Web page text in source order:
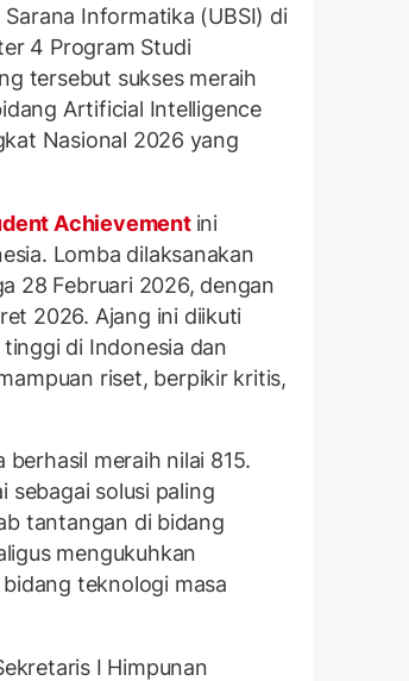
Informatika (UBSI) di
4 Program Studi
tersebut sukses meraih
Artificial Intelligence
Nasional 2026 yang
Achievement ini
Lomba dilaksanakan
28 Februari 2026, dengan
2026. Ajang ini diikuti
di Indonesia dan
riset, berpikir kritis,
meraih nilai 815.
sebagai solusi paling
tantangan di bidang
mengukuhkan
bidang teknologi masa
I Himpunan